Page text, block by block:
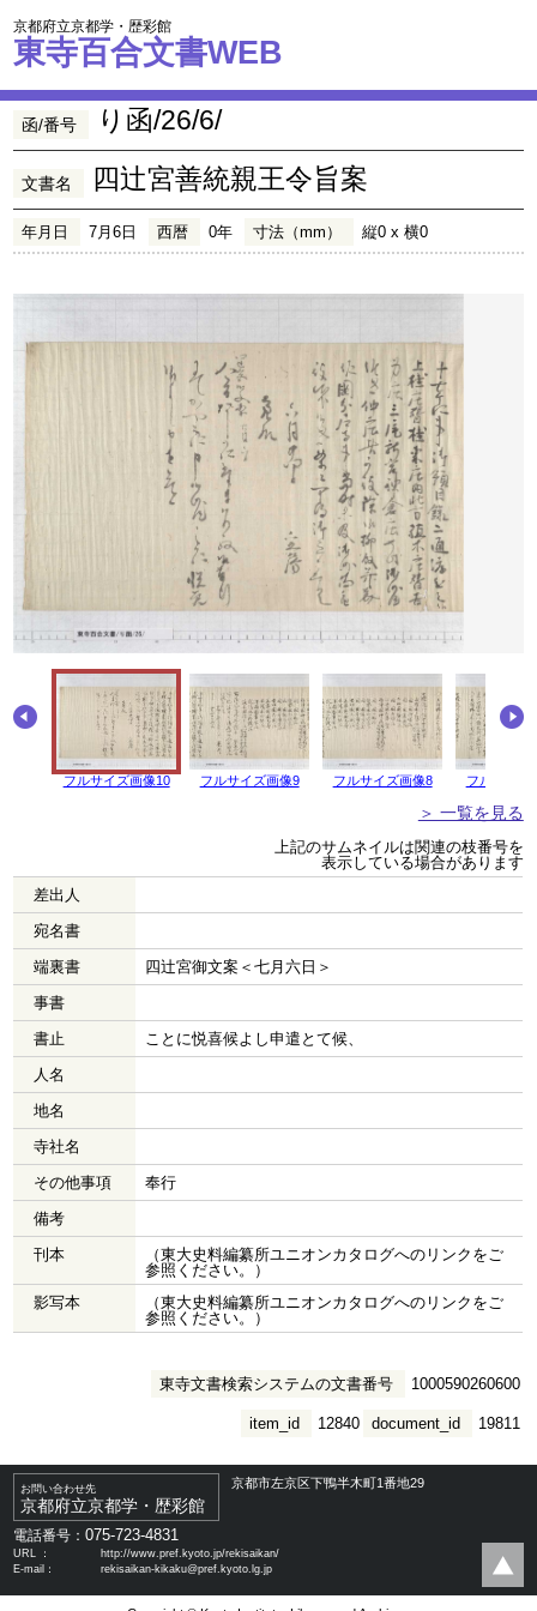
京都府立京都学・歴彩館
東寺百合文書WEB
函/番号 り函/26/6/
文書名 四辻宮善統親王令旨案
年月日 7月6日 西暦 0年 寸法（mm） 縦0 x 横0
フルサイズ画像10 フルサイズ画像9 フルサイズ画像8 フルサイズ
＞ 一覧を見る
上記のサムネイルは関連の枝番号を
表示している場合があります
差出人
宛名書
端裏書
四辻宮御文案＜七月六日＞
事書
書止
ことに悦喜候よし申遣とて候、
人名
地名
寺社名
その他事項
奉行
備考
刊本
（東大史料編纂所ユニオンカタログへのリンクをご
参照ください。）
影写本
（東大史料編纂所ユニオンカタログへのリンクをご
参照ください。）
東寺文書検索システムの文書番号 1000590260600
document_id 19811
item_id 12840
お問い合わせ先
京都府立京都学・歴彩館
京都市左京区下鴨半木町1番地29
電話番号：075-723-4831
URL ：
http://www.pref.kyoto.jp/rekisaikan/
E-mail：
rekisaikan-kikaku@pref.kyoto.lg.jp